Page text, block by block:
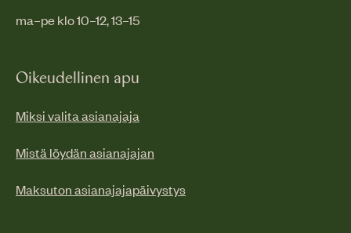
ma–pe klo 10–12, 13–15
Oikeudellinen apu
Miksi valita asianajaja
Mistä löydän asianajajan
Maksuton asianajajapäivystys